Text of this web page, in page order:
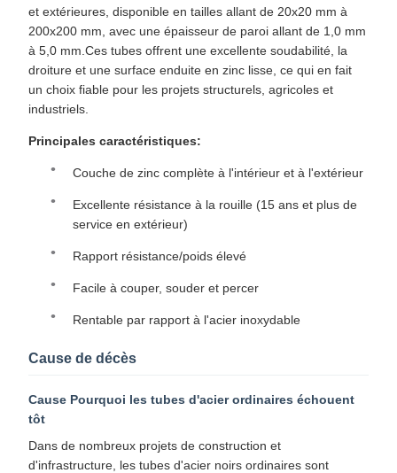
et extérieures, disponible en tailles allant de 20x20 mm à
200x200 mm, avec une épaisseur de paroi allant de 1,0 mm
à 5,0 mm.Ces tubes offrent une excellente soudabilité, la
droiture et une surface enduite en zinc lisse, ce qui en fait
un choix fiable pour les projets structurels, agricoles et
industriels.
Principales caractéristiques:
Couche de zinc complète à l'intérieur et à l'extérieur
Excellente résistance à la rouille (15 ans et plus de
service en extérieur)
Rapport résistance/poids élevé
Facile à couper, souder et percer
Rentable par rapport à l'acier inoxydable
Cause de décès
Cause Pourquoi les tubes d'acier ordinaires échouent
tôt
Dans de nombreux projets de construction et
d'infrastructure, les tubes d'acier noirs ordinaires sont